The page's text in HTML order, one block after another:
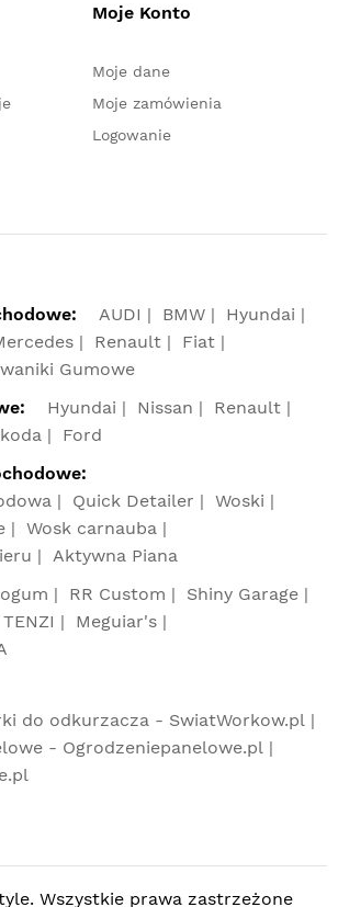
Moje Konto
Moje dane
Moje zamówienia
Logowanie
AUDI BMW
Hyundai
Renault
Fiat
Gumowe
Hyundai Nissan
Renault
Ford
Quick Detailer
Woski
Wosk carnauba
Aktywna Piana
RR Custom
Shiny Garage
TENZI
Meguiar's
do odkurzacza - SwiatWorkow.pl
- Ogrodzeniepanelowe.pl
Wszystkie prawa zastrzeżone